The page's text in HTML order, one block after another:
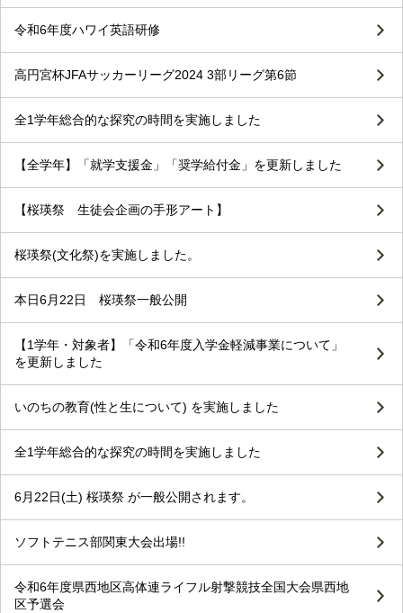
令和6年度ハワイ英語研修
高円宮杯JFAサッカーリーグ2024 3部リーグ第6節
全1学年総合的な探究の時間を実施しました
【全学年】「就学支援金」「奨学給付金」を更新しました
【桜瑛祭 生徒会企画の手形アート】
桜瑛祭(文化祭)を実施しました。
本日6月22日 桜瑛祭一般公開
【1学年・対象者】「令和6年度入学金軽減事業について」
を更新しました
いのちの教育(性と生について) を実施しました
全1学年総合的な探究の時間を実施しました
6月22日(土) 桜瑛祭 が一般公開されます。
ソフトテニス部関東大会出場!!
令和6年度県西地区高体連ライフル射撃競技全国大会県西地
区予選会